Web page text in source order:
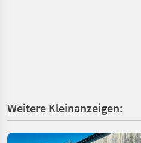
Weitere Kleinanzeigen: